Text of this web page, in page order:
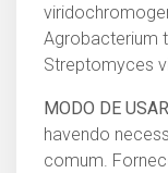
Agrobacterium
Streptomyces
MODO DE
havendo
comum.